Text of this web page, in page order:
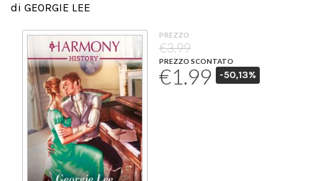
Calendario
di GEORGIE LEE
PREZZO
€3.99
PREZZO SCONTATO
€1.99 -50,13%